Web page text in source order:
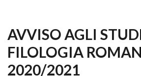
AVVISO AGLI
FILOLOGIA
2020/2021